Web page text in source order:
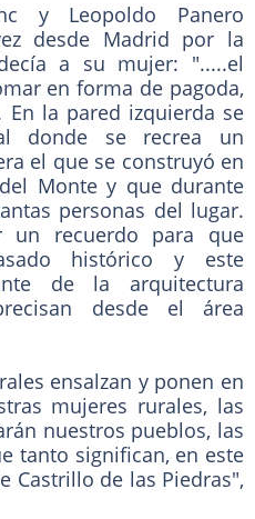
y Leopoldo Panero
desde Madrid por la
a su mujer: ".....el
en forma de pagoda,
En la pared izquierda se
donde se recrea un
el que se construyó en
Monte y que durante
personas del lugar.
un recuerdo para que
histórico y este
de la arquitectura
desde el área
ensalzan y ponen en
mujeres rurales, las
nuestros pueblos, las
tanto significan, en este
Castrillo de las Piedras",